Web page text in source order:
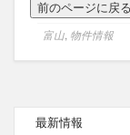
富山, 物件情報
最新情報